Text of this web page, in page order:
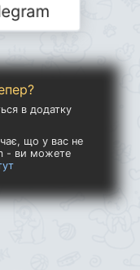
в додатку
що у вас не
- ви можете